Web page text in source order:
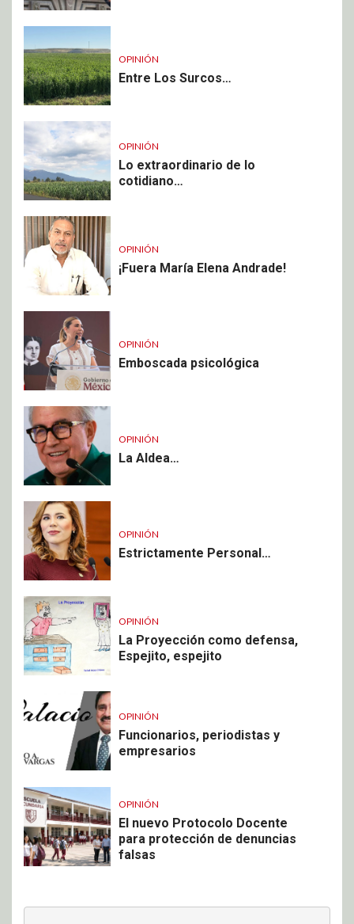
OPINIÓN
Entre Los Surcos…
OPINIÓN
Lo extraordinario de lo
cotidiano…
OPINIÓN
¡Fuera María Elena Andrade!
OPINIÓN
Emboscada psicológica
OPINIÓN
La Aldea…
OPINIÓN
Estrictamente Personal…
OPINIÓN
La Proyección como defensa,
Espejito, espejito
OPINIÓN
Funcionarios, periodistas y
empresarios
OPINIÓN
El nuevo Protocolo Docente
para protección de denuncias
falsas